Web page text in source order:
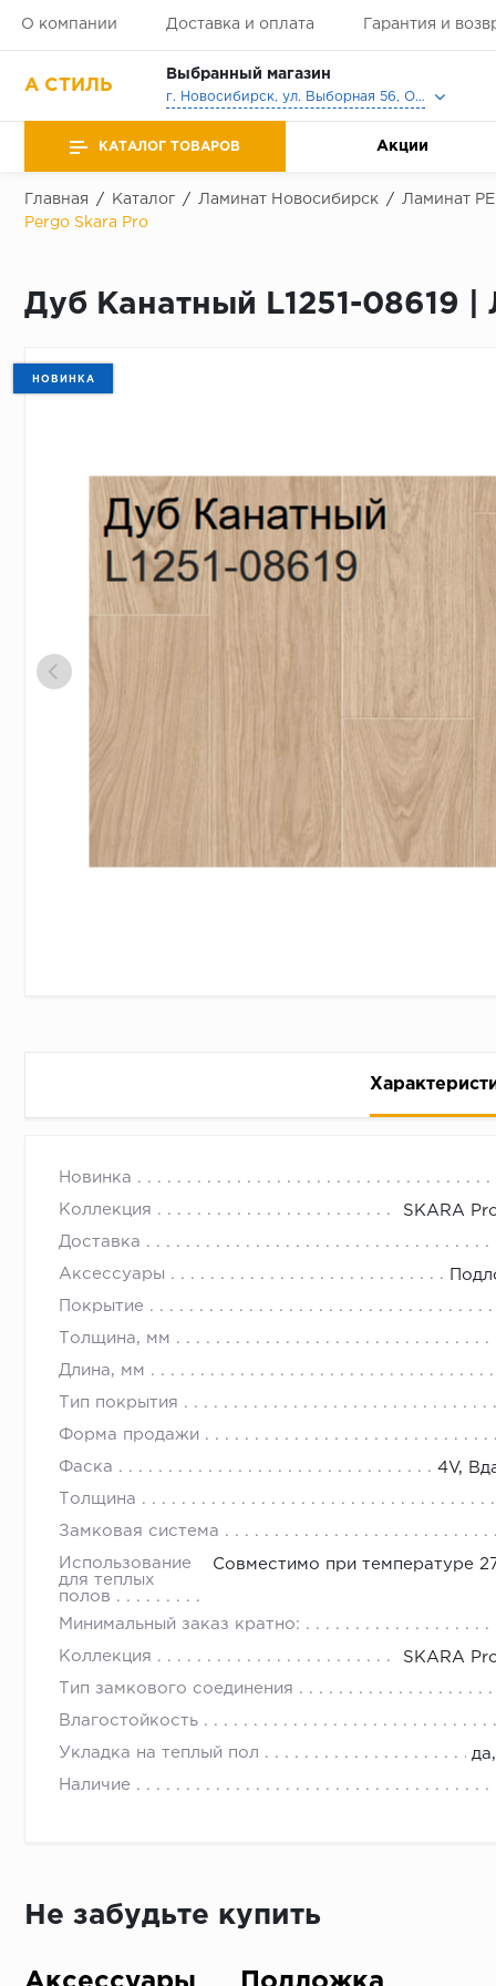
О компании Доставка и оплата Гарантия и
А СТИЛЬ
Выбранный магазин
г. Новосибирск, ул. Выборная 56, Офис, Выставочный зал
КАТАЛОГ ТОВАРОВ Акции
Главная / Каталог / Ламинат Новосибирск / Ламинат
Pergo Skara Pro
Дуб Канатный L1251-08619 |
НОВИНКА
Новинка
Коллекция SKARA
Доставка
Аксессуары
Покрытие
Толщина, мм
Длина, мм
Тип покрытия
Форма продажи
Фаска 4V,
Толщина
Замковая система
Использование
для теплых
полов
Совместимо при температуре
Минимальный заказ кратно:
Коллекция SKARA
Тип замкового соединения
Влагостойкость
Укладка на теплый пол
Наличие
Не забудьте купить